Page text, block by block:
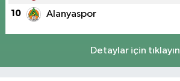
10 Alanyaspor
Detaylar için tıklayın